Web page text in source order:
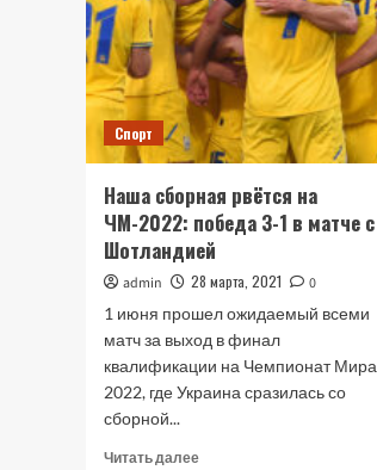
Спорт
Наша сборная рвётся на
ЧМ-2022: победа 3-1 в матче с
Шотландией
admin 28 марта, 2021
0
1 июня прошел ожидаемый всеми
матч за выход в финал
квалификации на Чемпионат Мира
2022, где Украина сразилась со
сборной...
Читать далееПрочитать